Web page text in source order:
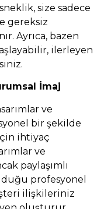
size sadece
gereksiz
Ayrıca, bazen
ilerleyen
İmaj
ve
bir şekilde
ihtiyaç
ve
paylaşımlı
profesyonel
ilişkileriniz